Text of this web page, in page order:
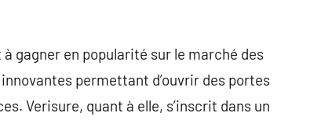
gagner en popularité sur le marché des
permettant d’ouvrir des portes
Verisure, quant à elle, s’inscrit dans un